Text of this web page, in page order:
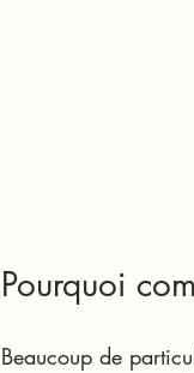
Pourquoi
Beaucoup de